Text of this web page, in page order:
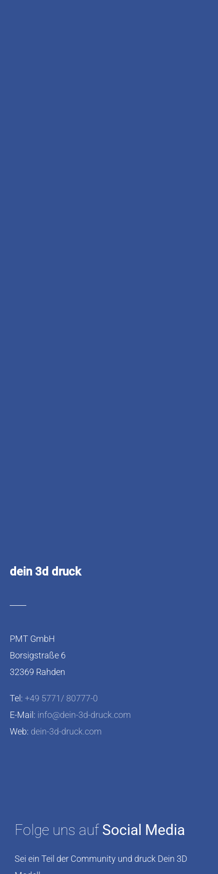
dein 3d druck
PMT GmbH
Borsigstraße 6
32369 Rahden
Tel: +49 5771/ 80777-0
E-Mail: info@dein-3d-druck.com
Web: dein-3d-druck.com
Folge uns auf Social Media
Sei ein Teil der Community und druck Dein 3D